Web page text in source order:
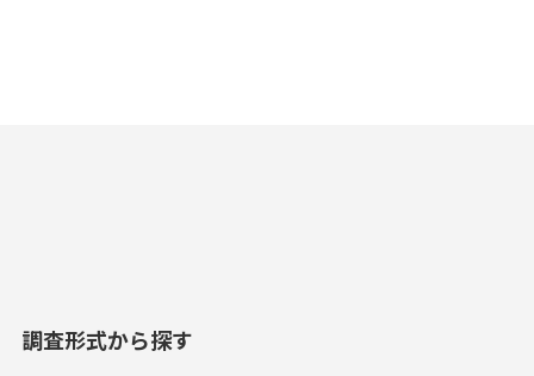
調査形式から探す